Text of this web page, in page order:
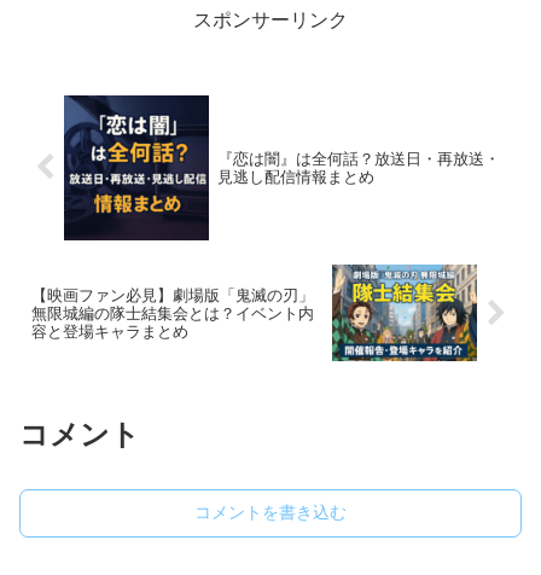
スポンサーリンク
『恋は闇』は全何話？放送日・再放送・
見逃し配信情報まとめ
【映画ファン必見】劇場版「鬼滅の刃」
無限城編の隊士結集会とは？イベント内
容と登場キャラまとめ
コメント
コメントを書き込む